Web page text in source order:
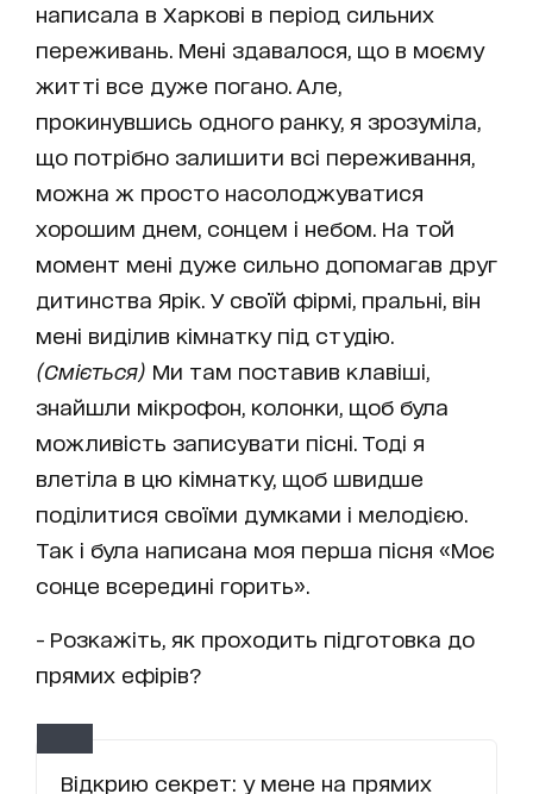
написала в Харкові в період сильних
переживань. Мені здавалося, що в моєму
житті все дуже погано. Але,
прокинувшись одного ранку, я зрозуміла,
що потрібно залишити всі переживання,
можна ж просто насолоджуватися
хорошим днем, сонцем і небом. На той
момент мені дуже сильно допомагав друг
дитинства Ярік. У своїй фірмі, пральні, він
мені виділив кімнатку під студію.
(Сміється) Ми там поставив клавіші,
знайшли мікрофон, колонки, щоб була
можливість записувати пісні. Тоді я
влетіла в цю кімнатку, щоб швидше
поділитися своїми думками і мелодією.
Так і була написана моя перша пісня «Моє
сонце всередині горить».
- Розкажіть, як проходить підготовка до
прямих ефірів?
Відкрию секрет: у мене на прямих